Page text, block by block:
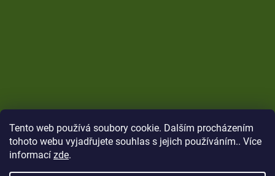
Tento web používá soubory cookie. Dalším procházením
tohoto webu vyjadřujete souhlas s jejich používáním.. Více
informací zde.